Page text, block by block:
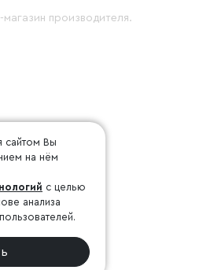
производителя.
сайтом Вы
на нём
с целью
анализа